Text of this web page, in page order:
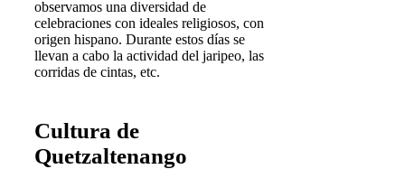
observamos una diversidad de
celebraciones con ideales religiosos, con
origen hispano. Durante estos días se
llevan a cabo la actividad del jaripeo, las
corridas de cintas, etc.
Cultura de
Quetzaltenango